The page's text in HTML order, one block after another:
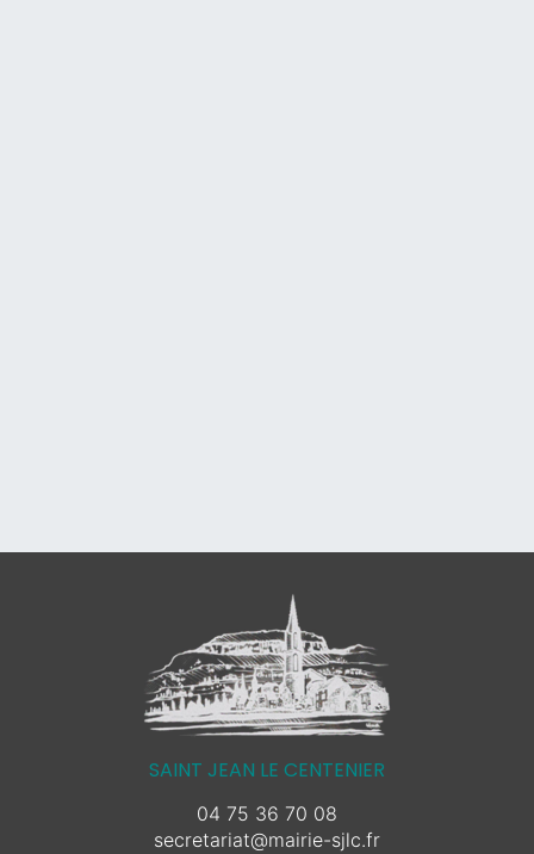
SAINT JEAN LE CENTENIER
04 75 36 70 08
secretariat@mairie-sjlc.fr